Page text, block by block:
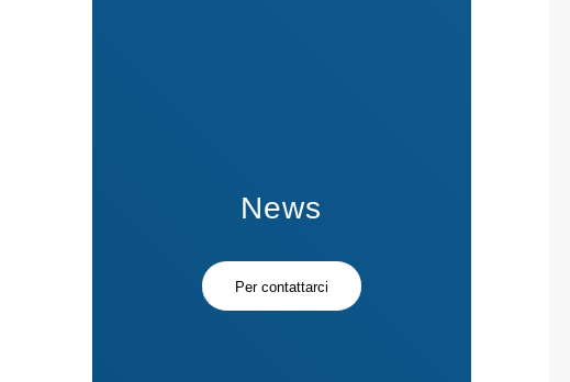
News
Per contattarci